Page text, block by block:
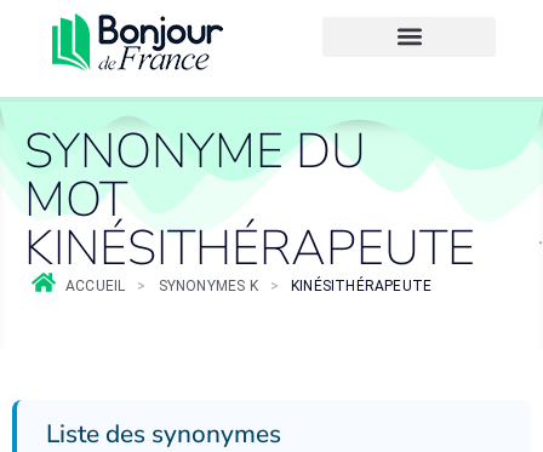
SYNONYME DU
MOT
KINÉSITHÉRAPEUTE
ACCUEIL > SYNONYMES K > KINÉSITHÉRAPEUTE
Liste des synonymes